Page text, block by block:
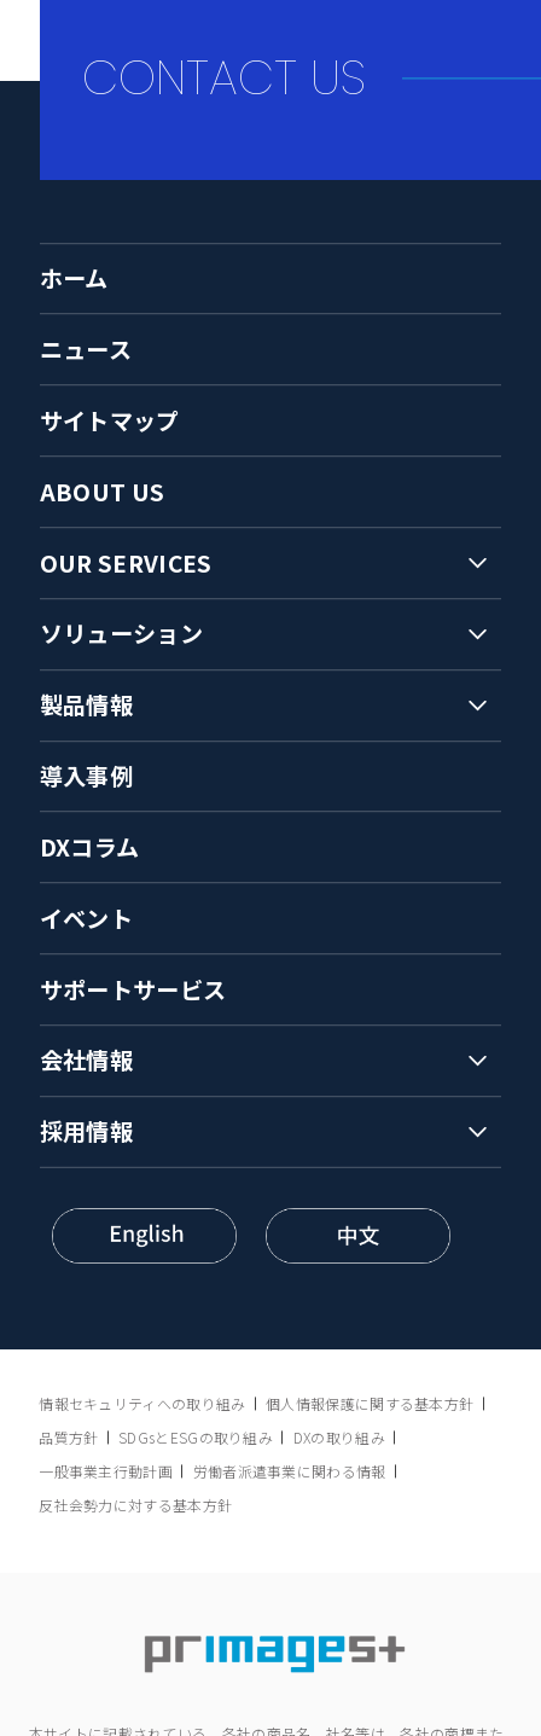
CONTACT US
ABOUT US
OUR SERVICES
ホーム
ニュース
サイトマップ
ソリューション
製品情報
導入事例
DXコラム
イベント
サポートサービス
会社情報
採用情報
情報セキュリティへの取り組み
個人情報保護に関する基本方針
品質方針
SDGsとESGの取り組み
DXの取り組み
一般事業主行動計画
労働者派遣事業に関わる情報
反社会勢力に対する基本方針